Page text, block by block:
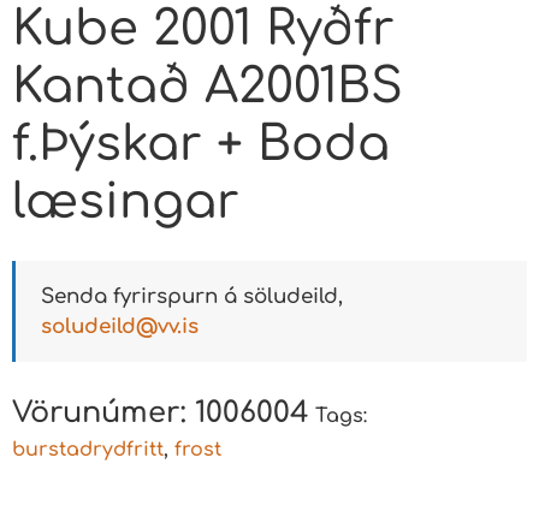
Kube 2001 Ryðfr
Kantað A2001BS
f.Þýskar + Boda
læsingar
Senda fyrirspurn á söludeild,
soludeild@vv.is
Vörunúmer: 1006004 Tags:
burstadrydfritt, frost